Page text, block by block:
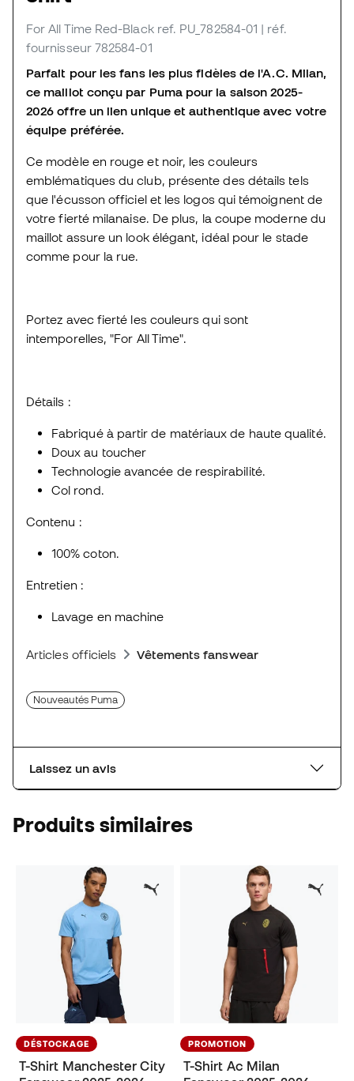
For All Time Red-Black ref. PU_782584-01 | réf.
fournisseur 782584-01
Parfait pour les fans les plus fidèles de l'A.C. Milan,
ce maillot conçu par Puma pour la saison 2025-
2026 offre un lien unique et authentique avec votre
équipe préférée.
Ce modèle en rouge et noir, les couleurs
emblématiques du club, présente des détails tels
que l'écusson officiel et les logos qui témoignent de
votre fierté milanaise. De plus, la coupe moderne du
maillot assure un look élégant, idéal pour le stade
comme pour la rue.
Portez avec fierté les couleurs qui sont
intemporelles, "For All Time".
Détails :
Fabriqué à partir de matériaux de haute qualité.
Doux au toucher
Technologie avancée de respirabilité.
Col rond.
Contenu :
100% coton.
Entretien :
Lavage en machine
Articles officiels Vêtements fanswear
Nouveautés Puma
Laissez un avis
Produits similaires
DÉSTOCKAGE
T-Shirt Manchester City
PROMOTION
T-Shirt Ac Milan